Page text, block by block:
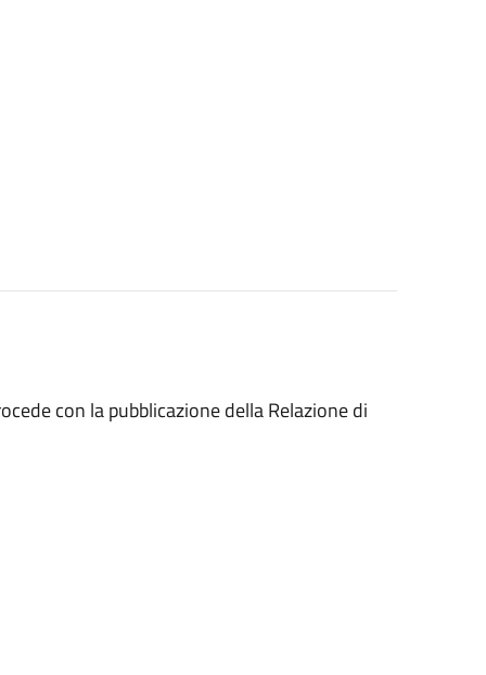
con la pubblicazione della Relazione di